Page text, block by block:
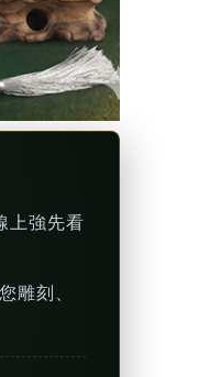
上強先看
雕刻、